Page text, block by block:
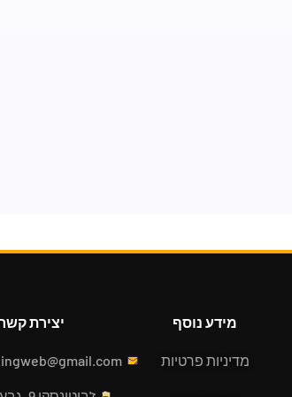
מידע נוסף
מדיניות פרטיות
יצירת